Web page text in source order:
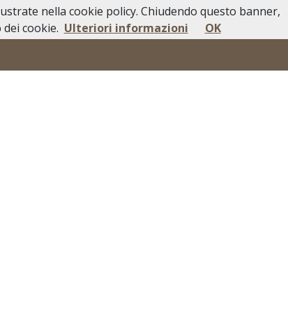
In Caso di Decesso Contatti
nella cookie policy. Chiudendo questo banner,
cookie. Ulteriori informazioni OK